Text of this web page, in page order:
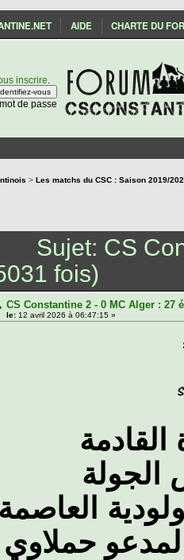
AIDE CHARTE DU
inscrire
de passe
>
Sujet: CS
fois)
CS Constantine 2 - 0 MC Alger : 27
le: 12 avril 2026 à 06:47:15 »
الجولة
العاصمة
حملاوي